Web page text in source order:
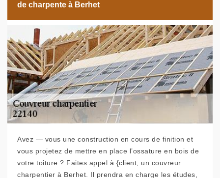
de charpente à Berhet
Avez — vous une construction en cours de finition et
vous projetez de mettre en place l’ossature en bois de
votre toiture ? Faites appel à {client, un couvreur
charpentier à Berhet. Il prendra en charge les études,